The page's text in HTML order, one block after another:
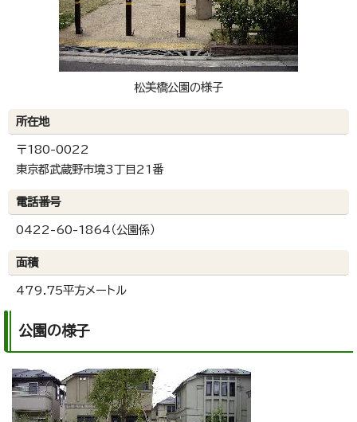
松美橋公園の様子
所在地
〒180-0022
東京都武蔵野市境3丁目21番
電話番号
0422-60-1864（公園係）
面積
479.75平方メートル
公園の様子